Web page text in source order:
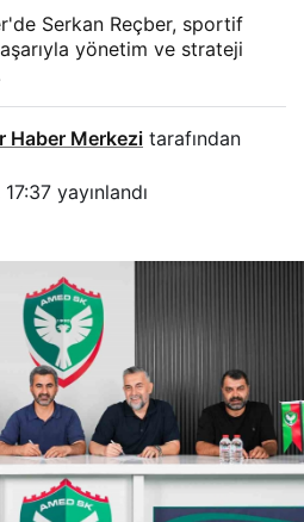
Serkan Reçber, sportif
yönetim ve strateji
Haber Merkezi tarafından
yayınlandı